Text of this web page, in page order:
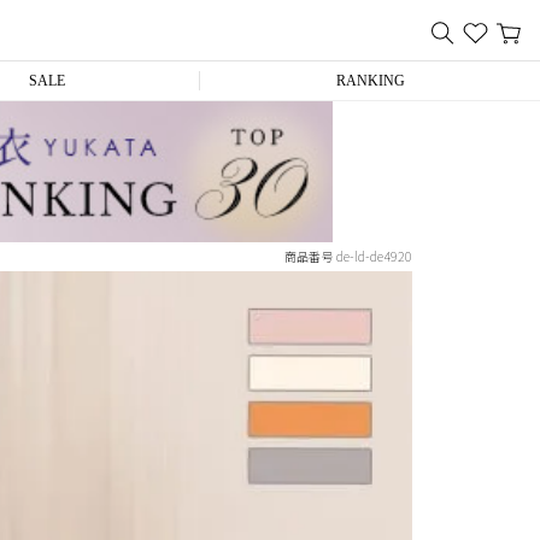
SALE RANKING
商品番号 de-ld-de4920